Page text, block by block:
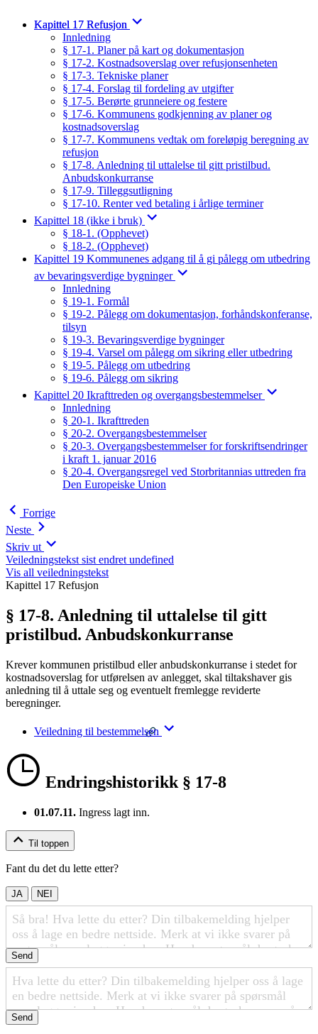
Kapittel 17 Refusjon
Innledning
§ 17-1. Planer på kart og dokumentasjon
§ 17-2. Kostnadsoverslag over refusjonsenheten
§ 17-3. Tekniske planer
§ 17-4. Forslag til fordeling av utgifter
§ 17-5. Berørte grunneiere og festere
§ 17-6. Kommunens godkjenning av planer og
kostnadsoverslag
§ 17-7. Kommunens vedtak om foreløpig beregning av
refusjon
§ 17-8. Anledning til uttalelse til gitt pristilbud.
Anbudskonkurranse
§ 17-9. Tilleggsutligning
§ 17-10. Renter ved betaling i årlige terminer
Kapittel 18 (ikke i bruk)
§ 18-1. (Opphevet)
§ 18-2. (Opphevet)
Kapittel 19 Kommunenes adgang til å gi pålegg om utbedring
av bevaringsverdige bygninger
Innledning
§ 19-1. Formål
§ 19-2. Pålegg om dokumentasjon, forhåndskonferanse,
tilsyn
§ 19-3. Bevaringsverdige bygninger
§ 19-4. Varsel om pålegg om sikring eller utbedring
§ 19-5. Pålegg om utbedring
§ 19-6. Pålegg om sikring
Kapittel 20 Ikrafttreden og overgangsbestemmelser
Innledning
§ 20-1. Ikrafttreden
§ 20-2. Overgangsbestemmelser
§ 20-3. Overgangsbestemmelser for forskriftsendringer
i kraft 1. januar 2016
§ 20-4. Overgangsregel ved Storbritannias uttreden fra
Den Europeiske Union
Forrige
Neste
Skriv ut
Veiledningstekst sist endret undefined
Vis all veiledningstekst
Kapittel 17 Refusjon
§ 17-8. Anledning til uttalelse til gitt
pristilbud. Anbudskonkurranse
Krever kommunen pristilbud eller anbudskonkurranse i stedet for
kostnadsoverslag for utførelsen av anlegget, skal tiltakshaver gis
anledning til å uttale seg og eventuelt fremlegge reviderte
beregninger.
Veiledning til bestemmelsen
Endringshistorikk § 17-8
01.07.11. Ingress lagt inn.
Til toppen
Fant du det du lette etter?
JA NEI
Send
Send